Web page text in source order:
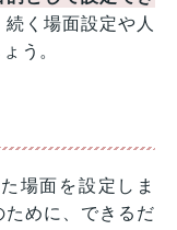
く場面設定や人
う。
場面を設定しま
めに、できるだ